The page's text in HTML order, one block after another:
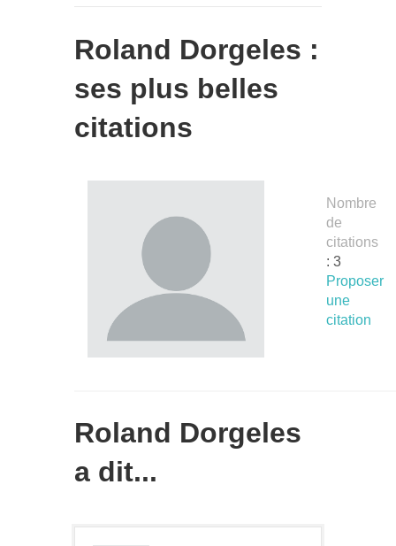
Roland Dorgeles :
ses plus belles
citations
Nombre
de
citations
: 3
Proposer
une
citation
Roland Dorgeles
a dit...